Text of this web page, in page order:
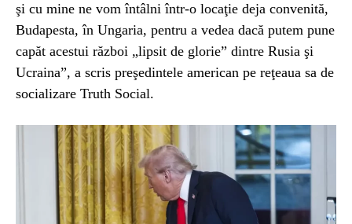
şi cu mine ne vom întâlni într-o locaţie deja convenită,
Budapesta, în Ungaria, pentru a vedea dacă putem pune
capăt acestui război „lipsit de glorie” dintre Rusia şi
Ucraina”, a scris preşedintele american pe reţeaua sa de
socializare Truth Social.